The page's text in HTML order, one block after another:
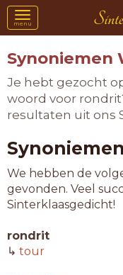
Toggle
navigation
menu
Synoniemen
Je hebt gezocht
woord voor
resultaten uit ons
We hebben de
gevonden. Veel
Sinterklaasgedicht!
rondrit
↳ tour